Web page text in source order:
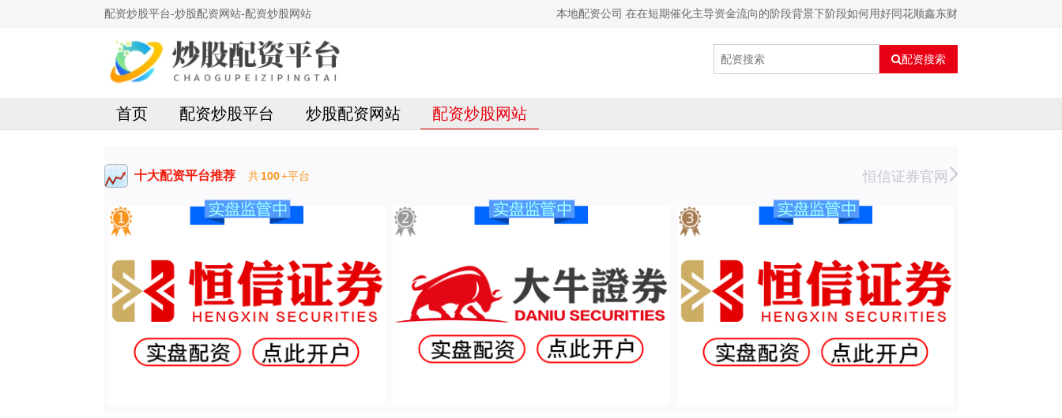
配资炒股平台-炒股配资网站-配资炒股网站 本地配资公司 在在短期催化主导资金流向的阶段背景下阶段如何用好同花顺鑫东财
配资搜索
首页 配资炒股平台 炒股配资网站 配资炒股网站
十大配资平台推荐 共100+平台 恒信证券官网